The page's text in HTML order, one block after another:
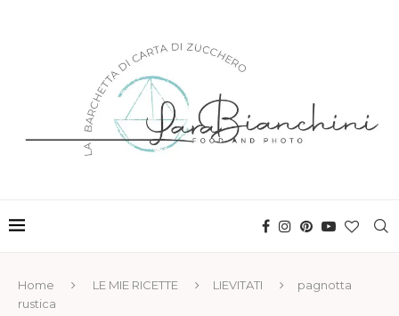
Home LE MIE RICETTE LIEVITATI
pagnotta
rustica